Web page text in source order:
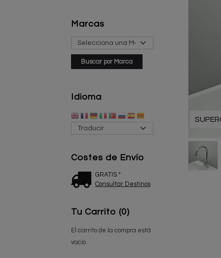
Marcas
Idioma
Costes de Envío
GRATIS *
Consultar Destinos
Tu Carrito (0)
El carrito de la compra está
vacío